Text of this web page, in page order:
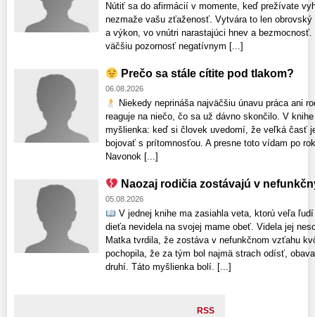
Nútiť sa do afirmácií v momente, keď prežívate
nezmaže vašu zťaženosť. Vytvára to len
a výkon, vo vnútri narastajúci hnev a bezmocnosť.
väčšiu pozornosť negatívnym [...]
Prečo sa stále cítite pod tlakom?
06.08.2026
Niekedy neprináša najväčšiu únavu práca ani
reaguje na niečo, čo sa už dávno skončilo. V
myšlienka: keď si človek uvedomí, že veľká časť
bojovať s prítomnosťou. A presne toto vídam po
Navonok [...]
Naozaj rodičia zostávajú v
05.08.2026
V jednej knihe ma zasiahla veta, ktorú veľa
dieťa nevidela na svojej mame obeť. Videla jej
Matka tvrdila, že zostáva v nefunkčnom vzťahu
pochopila, že za tým bol najmä strach odísť,
druhí. Táto myšlienka bolí. [...]
RSS